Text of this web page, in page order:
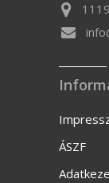
ÁSZF